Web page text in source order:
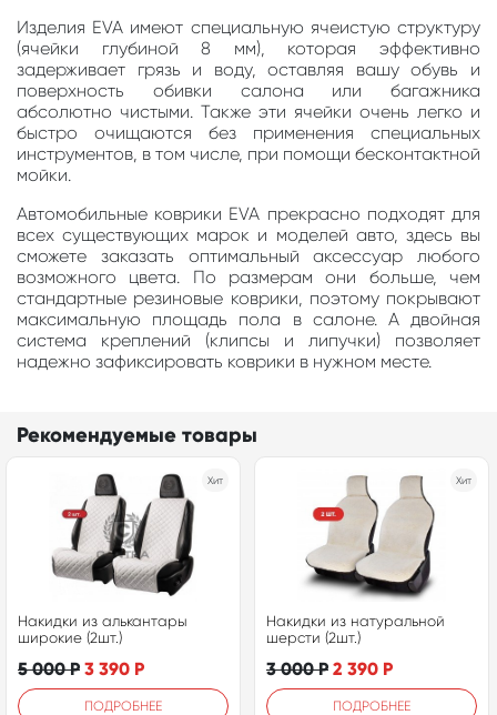
Изделия EVA имеют специальную ячеистую структуру
(ячейки глубиной 8 мм), которая эффективно
задерживает грязь и воду, оставляя вашу обувь и
поверхность обивки салона или багажника
абсолютно чистыми. Также эти ячейки очень легко и
быстро очищаются без применения специальных
инструментов, в том числе, при помощи бесконтактной
мойки.
Автомобильные коврики EVA прекрасно подходят для
всех существующих марок и моделей авто, здесь вы
сможете заказать оптимальный аксессуар любого
возможного цвета. По размерам они больше, чем
стандартные резиновые коврики, поэтому покрывают
максимальную площадь пола в салоне. А двойная
система креплений (клипсы и липучки) позволяет
надежно зафиксировать коврики в нужном месте.
Рекомендуемые товары
Хит
Накидки из алькантары
широкие (2шт.)
5 000Р 3 390 Р
ПОДРОБНЕЕ
Хит
Накидки из натуральной
шерсти (2шт.)
3 000Р 2 390 Р
ПОДРОБНЕЕ